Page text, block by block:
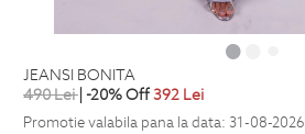
JEANSI BONITA
490Lei| -20% Off392 Lei
Promotie valabila pana la data: 31-08-2026